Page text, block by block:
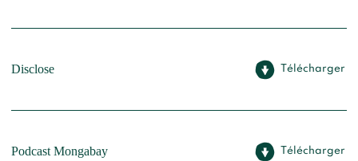
Disclose Télécharger
Podcast Mongabay Télécharger